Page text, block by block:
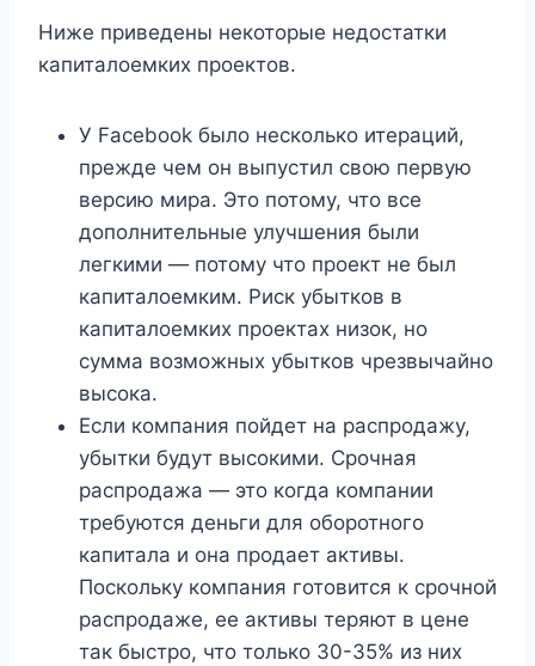
Ниже приведены некоторые недостатки
капиталоемких проектов.
У Facebook было несколько итераций,
прежде чем он выпустил свою первую
версию мира. Это потому, что все
дополнительные улучшения были
легкими — потому что проект не был
капиталоемким. Риск убытков в
капиталоемких проектах низок, но
сумма возможных убытков чрезвычайно
высока.
Если компания пойдет на распродажу,
убытки будут высокими. Срочная
распродажа — это когда компании
требуются деньги для оборотного
капитала и она продает активы.
Поскольку компания готовится к срочной
распродаже, ее активы теряют в цене
так быстро, что только 30-35% из них